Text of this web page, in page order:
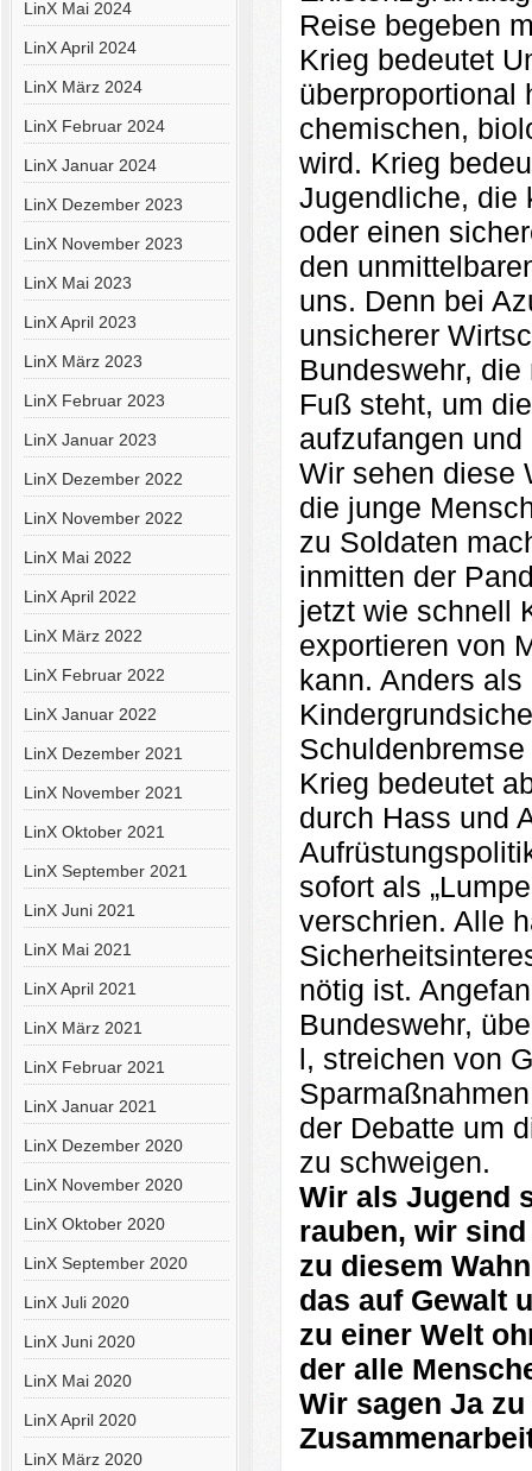
LinX Mai 2024
LinX April 2024
LinX März 2024
LinX Februar 2024
LinX Januar 2024
LinX Dezember 2023
LinX November 2023
LinX Mai 2023
LinX April 2023
LinX März 2023
LinX Februar 2023
LinX Januar 2023
LinX Dezember 2022
LinX November 2022
LinX Mai 2022
LinX April 2022
LinX März 2022
LinX Februar 2022
LinX Januar 2022
LinX Dezember 2021
LinX November 2021
LinX Oktober 2021
LinX September 2021
LinX Juni 2021
LinX Mai 2021
LinX April 2021
LinX März 2021
LinX Februar 2021
LinX Januar 2021
LinX Dezember 2020
LinX November 2020
LinX Oktober 2020
LinX September 2020
LinX Juli 2020
LinX Juni 2020
LinX Mai 2020
LinX April 2020
LinX März 2020
Reise begeben
Krieg bedeutet
überproportional
chemischen,
wird. Krieg
Jugendliche, die
oder einen
den
uns. Denn bei
unsicherer
Bundeswehr,
Fuß steht, um
aufzufangen
Wir sehen diese
die junge
zu Soldaten
inmitten der
jetzt wie schnell
exportieren von
kann. Anders
Krieg bedeutet
durch Hass und
sofort als
verschrien. Alle
nötig ist.
Bundeswehr,
l, streichen von
der Debatte um
zu schweigen.
Wir als Jugend
rauben, wir
zu diesem
das auf Gewalt
zu einer Welt
der alle
Wir sagen Ja